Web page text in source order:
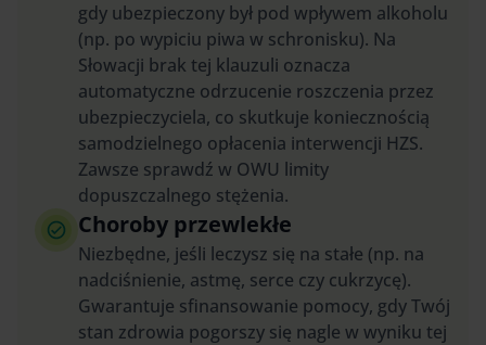
gdy ubezpieczony był pod wpływem alkoholu
(np. po wypiciu piwa w schronisku). Na
Słowacji brak tej klauzuli oznacza
automatyczne odrzucenie roszczenia przez
ubezpieczyciela, co skutkuje koniecznością
samodzielnego opłacenia interwencji HZS.
Zawsze sprawdź w OWU limity
dopuszczalnego stężenia.
Choroby przewlekłe
Niezbędne, jeśli leczysz się na stałe (np. na
nadciśnienie, astmę, serce czy cukrzycę).
Gwarantuje sfinansowanie pomocy, gdy Twój
stan zdrowia pogorszy się nagle w wyniku tej